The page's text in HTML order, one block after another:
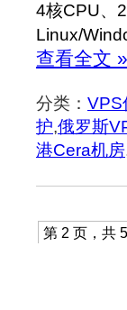
4核CPU、
Linux/
查看全文 »
分类： VPS
护,俄罗斯
港Cera机房
第 2 页，共